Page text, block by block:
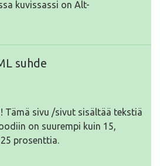
kuvissassi on Alt-
suhde
Tämä sivu /sivut sisältää tekstiä
on suurempi kuin 15,
prosenttia.